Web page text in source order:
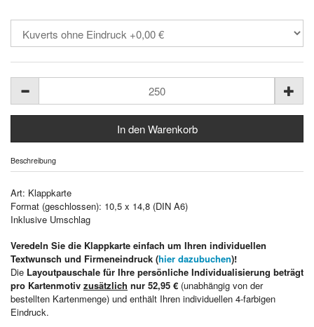
Beschreibung
Art: Klappkarte
Format (geschlossen): 10,5 x 14,8 (DIN A6)
Inklusive Umschlag
Veredeln Sie die Klappkarte einfach um Ihren individuellen
Textwunsch und Firmeneindruck (hier dazubuchen)!
Die Layoutpauschale für Ihre persönliche Individualisierung beträgt
pro Kartenmotiv zusätzlich nur 52,95 € (unabhängig von der
bestellten Kartenmenge) und enthält Ihren individuellen 4-farbigen
Eindruck.